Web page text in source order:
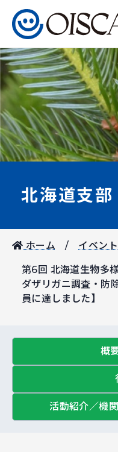
北海道支部
ホーム イベント
第6回 北海道生物多
ダザリガニ調査・防
員に達しました】
概
活動紹介／機